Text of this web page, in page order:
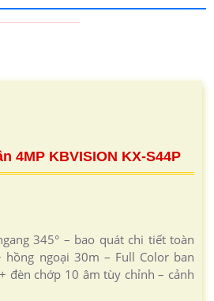
4MP KBVISION KX-S44P
345° – bao quát chi tiết toàn
hồng ngoại 30m – Full Color ban
đèn chớp 10 âm tùy chỉnh – cảnh